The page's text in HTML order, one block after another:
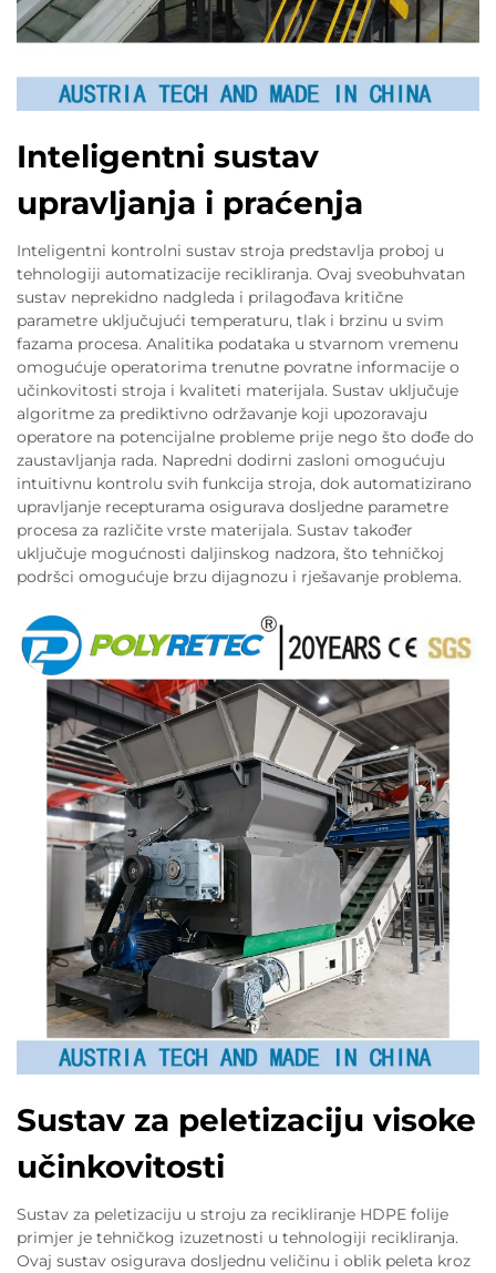
Inteligentni sustav
upravljanja i praćenja
Inteligentni kontrolni sustav stroja predstavlja proboj u
tehnologiji automatizacije recikliranja. Ovaj sveobuhvatan
sustav neprekidno nadgleda i prilagođava kritične
parametre uključujući temperaturu, tlak i brzinu u svim
fazama procesa. Analitika podataka u stvarnom vremenu
omogućuje operatorima trenutne povratne informacije o
učinkovitosti stroja i kvaliteti materijala. Sustav uključuje
algoritme za prediktivno održavanje koji upozoravaju
operatore na potencijalne probleme prije nego što dođe do
zaustavljanja rada. Napredni dodirni zasloni omogućuju
intuitivnu kontrolu svih funkcija stroja, dok automatizirano
upravljanje recepturama osigurava dosljedne parametre
procesa za različite vrste materijala. Sustav također
uključuje mogućnosti daljinskog nadzora, što tehničkoj
podršci omogućuje brzu dijagnozu i rješavanje problema.
Sustav za peletizaciju visoke
učinkovitosti
Sustav za peletizaciju u stroju za recikliranje HDPE folije
primjer je tehničkog izuzetnosti u tehnologiji recikliranja.
Ovaj sustav osigurava dosljednu veličinu i oblik peleta kroz